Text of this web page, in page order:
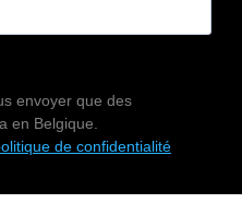
envoyer que des
en Belgique.
de confidentialité